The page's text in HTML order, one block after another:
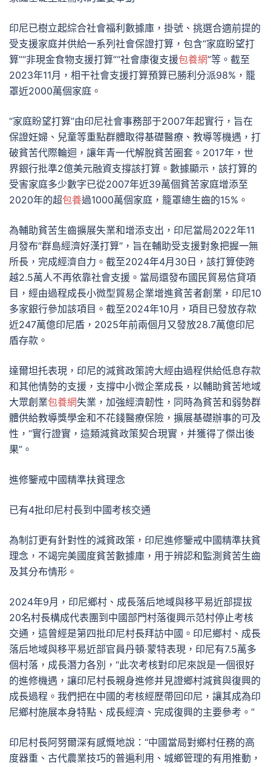
印尼已樹立起綜合社會福利數據庫，掛號、挑選合適前提的
受支援家庭并供給一系列社會保證打算，包含“家庭盼望打
算”“非現金食物支援打算”“社會康復支援包養網”等。截至
2023年11月，相干社會支援打算預算已勝利分派98%，籠
罩近2000萬個家庭。
“家庭盼望打算”由印尼社會事務部于2007年起實行，旨在
保證妊婦、兒童等重點群體取得基礎醫療、教導等機遇，打
破貧苦代際輪迴，讓年青一代解脫貧苦圈套。2017年，世
界銀行批準2億美元融資支撐該打算。數據顯示，該打算的
受害家庭多少數字已從2007年近39萬個貧苦家庭增添至
2020年的超包養過1000萬個家庭，籠罩總生齒的15%。
為輔助貧苦生齒擴展失業和增添支出，印尼當局2022年11
月發布“群島經濟好漢打算”，旨在輔助受支援對象把握一無
所長，完成經濟自力。截至2024年4月30日，該打算使跨
越2.5萬人不再依靠社會支援。當局還發布國民貿易信貸項
目，經由過程成長小微型貿易企業增進貧苦者創業，印尼10
多家銀行參加該項目。截至2024年10月，項目已發放存款
近247萬億印尼盾，2025年前兩個月又發放28.7萬億印尼
盾存款。
達爾坦托表現，印尼的減貧政策誇大經由過程供給低息存款
和其他情勢的支援，支撐中小微企業成長，以輔助貧苦地域
大眾創業包養網失業，加強經濟韌性，同時為貧苦和弱勢群
體供給教導獎學金和不花錢醫療保險，擴展基礎辦事的可及
性，“實行證實，這類減貧政策契合現實，并獲得了傑出後
果”。
進修鑒戒中國精準扶貧理念
已有4批印尼村長到中國考核交通
為制訂更有針對性的減貧政策，印尼進修鑒戒中國精準扶貧
理念，不竭完美國度貧苦數據庫，用于辨認和監測貧苦生齒
及其分布情形。
2024年9月，印尼鄉村、成長落后地域與移平易近部提拔
20名村長構成代表團到中國部門村落復興示范村停止考核
交通，這曾經是第四批印尼村長拜訪中國。印尼鄉村、成長
落后地域與移平易近部官員丹頓·蒙特表現，印尼有7.5萬多
個村落，成長潛力各別，“此次考核對印尼來說是一個很好
的進修機遇，讓印尼村長親身進修并見證鄉村減貧與復興的
成長過程。我們把在中國的考核經歷帶回印尼，讓其成為印
尼鄉村施展本身特點、成長經濟、完成復興的主要參考。”
印尼村長阿努爾深有感慨地說：“中國當局對鄉村任務的高
度器重、古代農業技巧的普遍利用、城鄉管理的有用推動，